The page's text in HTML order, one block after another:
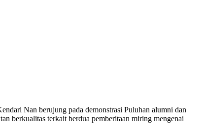
Nan berujung pada demonstrasi Puluhan alumni dan
berkualitas terkait berdua pemberitaan miring mengenai